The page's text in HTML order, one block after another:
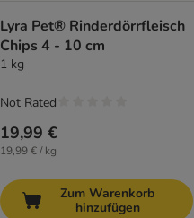
Lyra Pet® Rinderdörrfleisch
Chips 4 - 10 cm
1 kg
19,99 €
19,99 € / kg
Not Rated
Zum Warenkorb
hinzufügen